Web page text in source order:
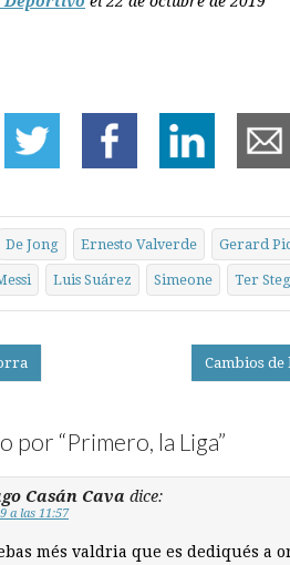
De Jong Ernesto Valverde Gerard
Luis Suárez Simeone Ter
Cambios
por “Primero, la Liga”
Casán Cava dice:
a las 11:57
més valdria que es dediqués a